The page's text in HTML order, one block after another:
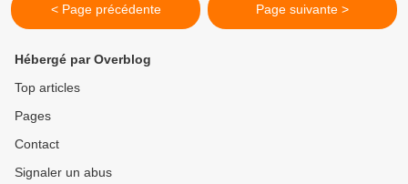
< Page précédente Page suivante >
Hébergé par Overblog
Top articles
Pages
Contact
Signaler un abus